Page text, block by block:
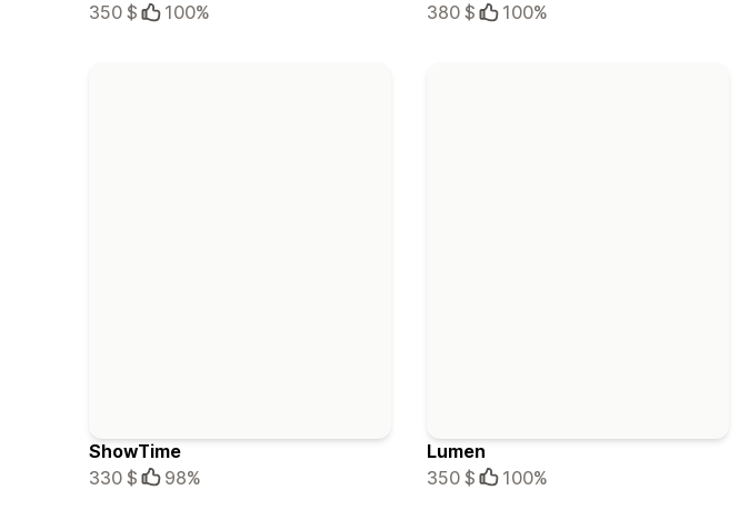
350 $
100%
380 $
100%
ShowTime
330 $
98%
Lumen
350 $
100%